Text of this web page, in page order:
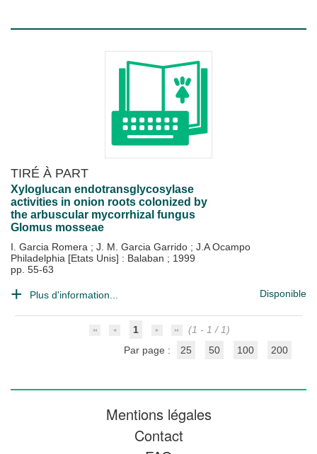
TIRÉ À PART
Xyloglucan endotransglycosylase
activities in onion roots colonized by
the arbuscular mycorrhizal fungus
Glomus mosseae
I. Garcia Romera ; J. M. Garcia Garrido ; J.A Ocampo
Philadelphia [Etats Unis] : Balaban ; 1999
pp. 55-63
Plus d'information... Disponible
1
(1 - 1 / 1)
Par page :
25 50 100 200
Mentions légales
Contact